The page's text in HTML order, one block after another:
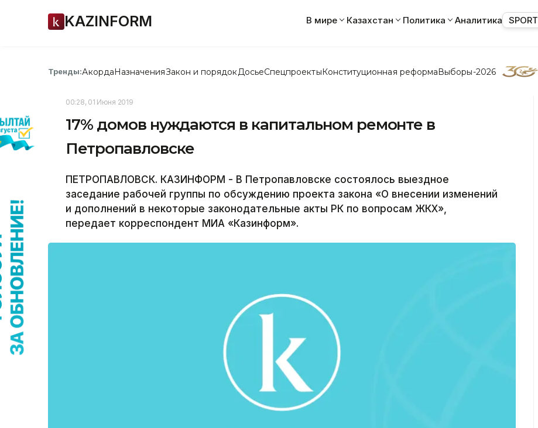
KAZINFORM В мире Казахстан Политика Аналитика SPORT
Тренды:АкордаНазначенияЗакон и порядок ДосьеСпецпроектыКонституционная реформаВыборы-2026
00:28, 01 Июня 2019
17% домов нуждаются в капитальном ремонте в
Петропавловске
ПЕТРОПАВЛОВСК. КАЗИНФОРМ - В Петропавловске состоялось выездное
заседание рабочей группы по обсуждению проекта закона «О внесении изменений
и дополнений в некоторые законодательные акты РК по вопросам ЖКХ»,
передает корреспондент МИА «Казинформ».